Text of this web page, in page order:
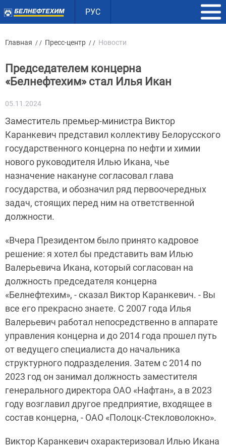
РУС
Главная / / Пресс-центр / / Новости
Председателем концерна
«Белнефтехим» стал Илья Икан
05.11.2024
Заместитель премьер-министра Виктор
Каранкевич представил коллективу Белорусского
государственного концерна по нефти и химии
нового руководителя Илью Икана, чье
назначение накануне согласовал глава
государства, и обозначил ряд первоочередных
задач, стоящих перед ним на ответственной
должности.
«Вчера Президентом было принято кадровое
решение: я хотел бы представить вам Илью
Валерьевича Икана, который согласован на
должность председателя концерна
«Белнефтехим», - сказал Виктор Каранкевич. - Вы
все его прекрасно знаете. С 2007 года Илья
Валерьевич работал непосредственно в аппарате
управления концерна и до 2014 года прошел путь
от ведущего специалиста до начальника
структурного подразделения. Затем с 2014 по
2023 год он занимал должность заместителя
генерального директора ОАО «Нафтан», а в 2023
году возглавил другое предприятие, входящее в
состав концерна, - ОАО «Полоцк-Стекловолокно».
Виктор Каранкевич охарактеризовал Илью Икана